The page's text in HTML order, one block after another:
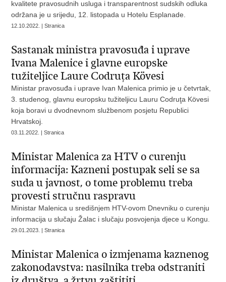
kvalitete pravosudnih usluga i transparentnost sudskih odluka
održana je u srijedu, 12. listopada u Hotelu Esplanade.
12.10.2022. | Stranica
Sastanak ministra pravosuđa i uprave
Ivana Malenice i glavne europske
tužiteljice Laure Codruţa Kövesi
Ministar pravosuđa i uprave Ivan Malenica primio je u četvrtak,
3. studenog, glavnu europsku tužiteljicu Lauru Codruţa Kövesi
koja boravi u dvodnevnom službenom posjetu Republici
Hrvatskoj.
03.11.2022. | Stranica
Ministar Malenica za HTV o curenju
informacija: Kazneni postupak seli se sa
suda u javnost, o tome problemu treba
provesti stručnu raspravu
Ministar Malenica u središnjem HTV-ovom Dnevniku o curenju
informacija u slučaju Žalac i slučaju posvojenja djece u Kongu.
29.01.2023. | Stranica
Ministar Malenica o izmjenama kaznenog
zakonodavstva: nasilnika treba odstraniti